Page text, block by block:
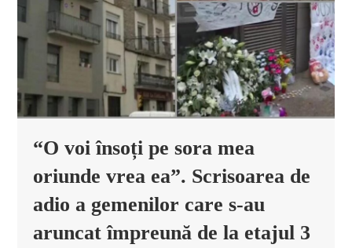
“O voi însoți pe sora mea
oriunde vrea ea”. Scrisoarea de
adio a gemenilor care s-au
aruncat împreună de la etajul 3